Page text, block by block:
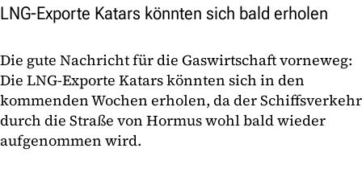
LNG-Exporte Katars könnten sich bald erholen
Die gute Nachricht für die Gaswirtschaft vorneweg:
Die LNG-Exporte Katars könnten sich in den
kommenden Wochen erholen, da der Schiffsverkehr
durch die Straße von Hormus wohl bald wieder
aufgenommen wird.